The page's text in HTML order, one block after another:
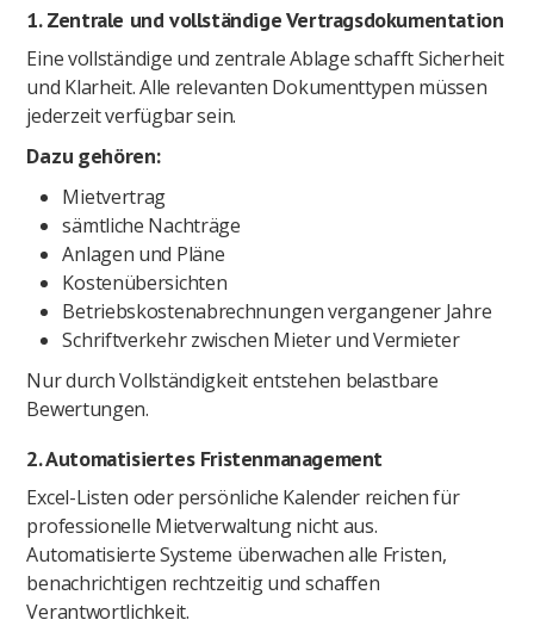
1. Zentrale und vollständige Vertragsdokumentation
Eine vollständige und zentrale Ablage schafft Sicherheit
und Klarheit. Alle relevanten Dokumenttypen müssen
jederzeit verfügbar sein.
Dazu gehören:
Mietvertrag
sämtliche Nachträge
Anlagen und Pläne
Kostenübersichten
Betriebskostenabrechnungen vergangener Jahre
Schriftverkehr zwischen Mieter und Vermieter
Nur durch Vollständigkeit entstehen belastbare
Bewertungen.
2. Automatisiertes Fristenmanagement
Excel-Listen oder persönliche Kalender reichen für
professionelle Mietverwaltung nicht aus.
Automatisierte Systeme überwachen alle Fristen,
benachrichtigen rechtzeitig und schaffen
Verantwortlichkeit.